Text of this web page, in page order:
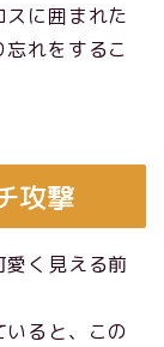
に囲まれた
れをするこ
攻撃
く見える前
ると、この